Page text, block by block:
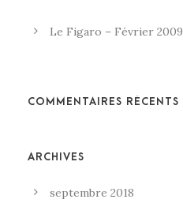
Le Figaro – Février 2009
COMMENTAIRES RÉCENTS
ARCHIVES
septembre 2018